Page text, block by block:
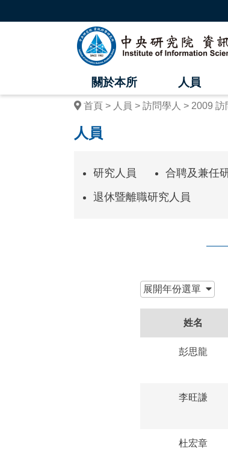
中
央
研
究
資
學
關於本所 人員
首頁 人員 訪問學人 2009 訪
人員
研究人員 合聘及兼任
退休暨離職研究人員
展開年份選單
姓名
彭思龍
李旺謙
杜宏章